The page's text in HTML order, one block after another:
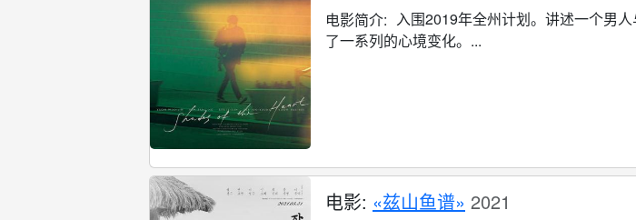
电影简介: 入围2019年全州计划。讲述一个男
了一系列的心境变化。...
电影: «兹山鱼谱» 2021